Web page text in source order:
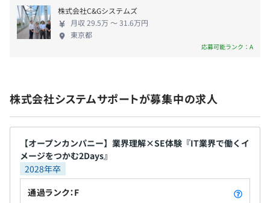
社員一人ひとりに能力を最大限向上・発揮していただくた
め、人事制度を設けています。
年2回、目標の達成状況の振り返りと今後の目標設定を行
評価制度は「業績評価」と「職能評価」の2つに分かれて
おり、評価結果も社員にフィードバックされるため、自身
の課題を明確にし、今後の成長につなげることができま
す。
各種社会保険完備
（雇用保険・労災保険・健康保険・厚生年金保険）
株式会社C&Gシステムズ
月収 29.5万 〜 31.6万円
東京都
応募可能ランク：A
株式会社システムサポートが募集中の求人
【オープンカンパニー】業界理解×SE体験『IT業界で働くイ
メージをつかむ2Days』
2028年卒
通過ランク：F